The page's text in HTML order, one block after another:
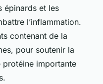
épinards et les
l’inflammation.
contenant de la
pour soutenir la
importante